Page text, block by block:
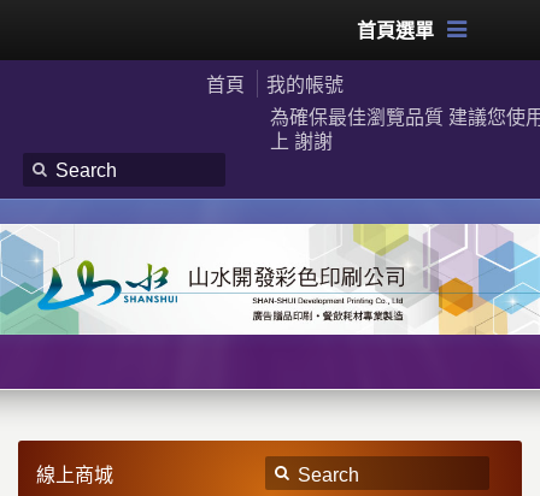
首頁選單
首頁
我的帳號
為確保最佳瀏覽品質 建議您使
上 謝謝
線上商城